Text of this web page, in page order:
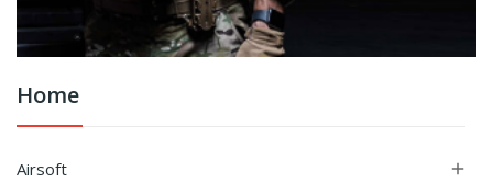
Home
Airsoft 